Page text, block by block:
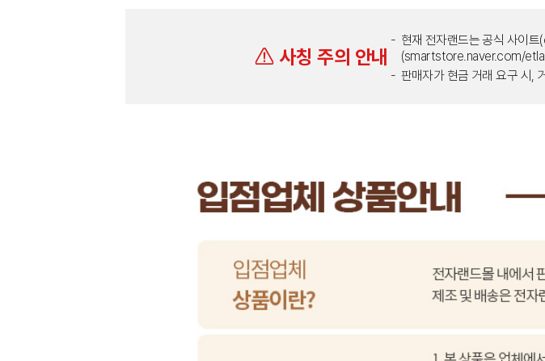
사칭 주의 안내
현재 전자랜드는 공식 사이
(smartstore.naver.com/
판매자가 현금 거래 요구 시,